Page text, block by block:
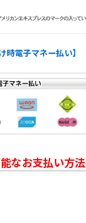
時電子マネー払い】
なお支払い方